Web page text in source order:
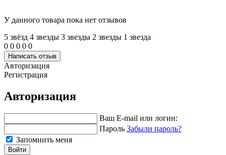
У данного товара пока нет отзывов
5 звёзд 4 звeзды 3 звeзды 2 звeзды 1 звeзда
0 0 0 0 0
Написать отзыв
Авторизация
Регистрация
Авторизация
Ваш E-mail или логин:
Пароль Забыли пароль?
Запомнить меня
Войти